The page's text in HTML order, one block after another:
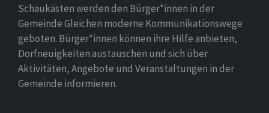
Schaukästen werden den Bürger*innen in der
Gemeinde Gleichen moderne Kommunikationswege
geboten. Bürger*innen können ihre Hilfe anbieten,
Dorfneuigkeiten austauschen und sich über
Aktivitäten, Angebote und Veranstaltungen in der
Gemeinde informieren.